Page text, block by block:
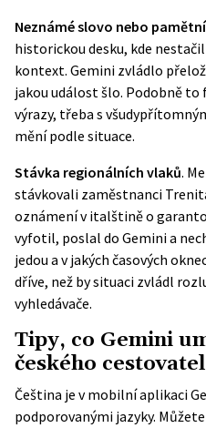
Neznámé slovo nebo
historickou desku, kde
kontext. Gemini zvládlo
jakou událost šlo. Podobně
výrazy, třeba s
mění podle situace.
Stávka regionálních vlaků.
stávkovali zaměstnanci
oznámení v italštině o
vyfotil, poslal do Gemini a
jedou a v jakých časových
dříve, než by situaci zvládl
vyhledávače.
Tipy, co Gemini
českého
Čeština je v mobilní aplikaci
podporovanými jazyky.